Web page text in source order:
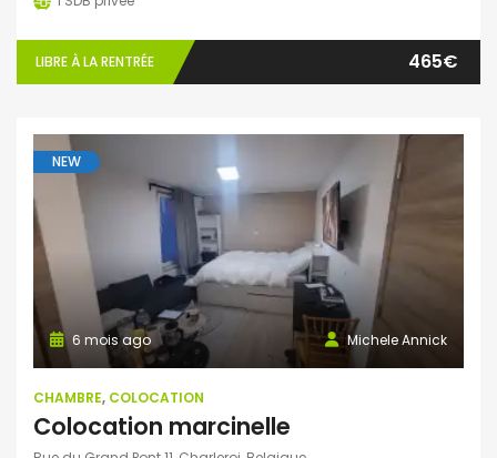
LIBRE À LA RENTRÉE 465€
NEW
Michele Annick
6 mois ago
CHAMBRE, COLOCATION
Colocation marcinelle